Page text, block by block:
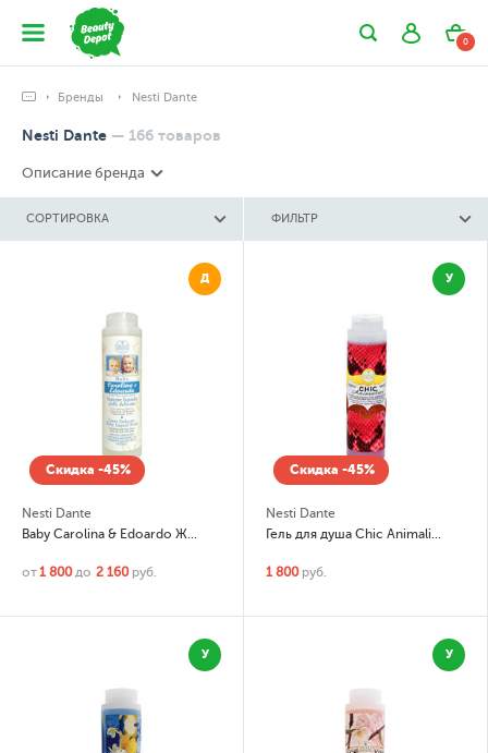
0
Бренды Nesti Dante
Nesti Dante — 166 товаров
Описание бренда
СОРТИРОВКА ФИЛЬТР
Д
Скидка -45%
Nesti Dante
Baby Carolina & Edoardo Жидкое мыло экстра деликатное
от1 800 до 2 160 руб.
У
Скидка -45%
Nesti Dante
Гель для душа Chic Animalier Red (Шикарный розовый)
1 800 руб.
У У